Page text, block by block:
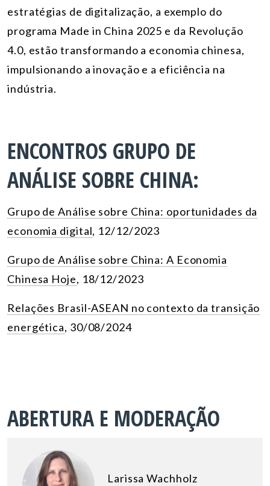
estratégias de digitalização, a exemplo do
programa Made in China 2025 e da Revolução
4.0, estão transformando a economia chinesa,
impulsionando a inovação e a eficiência na
indústria.
ENCONTROS GRUPO DE
ANÁLISE SOBRE CHINA:
Grupo de Análise sobre China: oportunidades da
economia digital, 12/12/2023
Grupo de Análise sobre China: A Economia
Chinesa Hoje, 18/12/2023
Relações Brasil-ASEAN no contexto da transição
energética, 30/08/2024
ABERTURA E MODERAÇÃO
Larissa Wachholz